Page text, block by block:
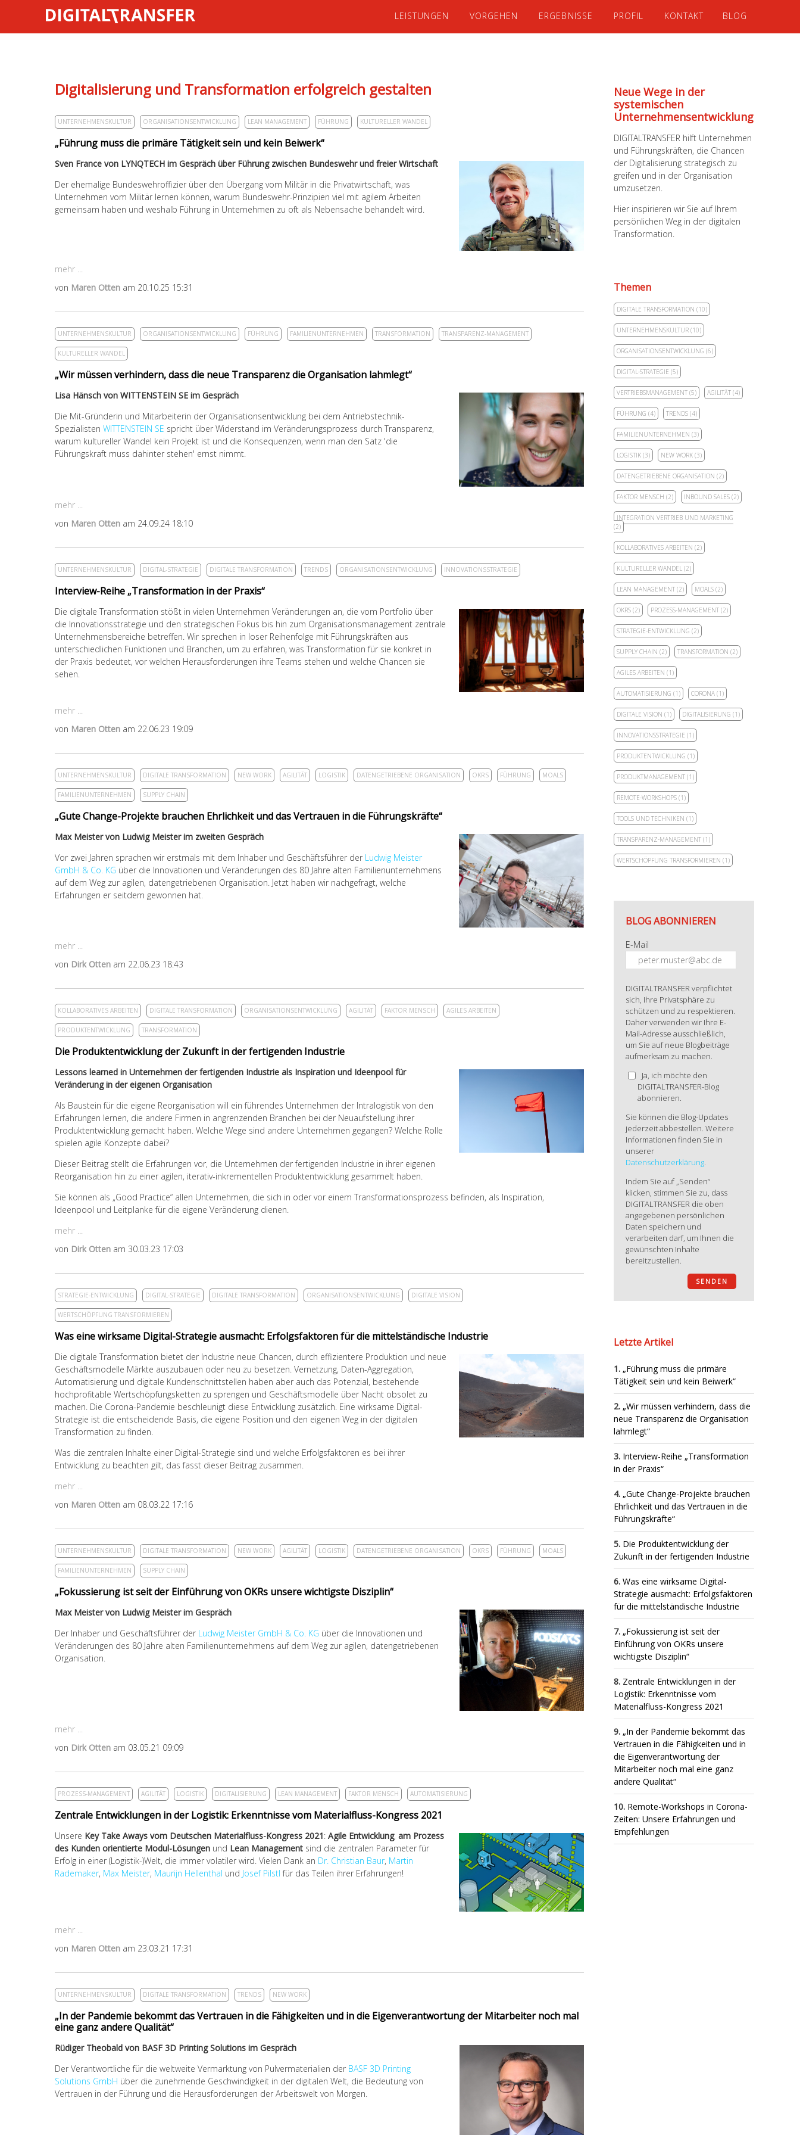
LEISTUNGEN VORGEHEN ERGEBNISSE PROFIL KONTAKT BLOG
Digitalisierung und Transformation erfolgreich gestalten
UNTERNEHMENSKULTUR ORGANISATIONSENTWICKLUNG LEAN MANAGEMENT FÜHRUNG KULTURELLER WANDEL
„Führung muss die primäre Tätigkeit sein und kein Beiwerk“
Sven France von LYNQTECH im Gespräch über Führung zwischen Bundeswehr und freier Wirtschaft
Der ehemalige Bundeswehroffizier über den Übergang vom Militär in die Privatwirtschaft, was
Unternehmen vom Militär lernen können, warum Bundeswehr-Prinzipien viel mit agilem Arbeiten
gemeinsam haben und weshalb Führung in Unternehmen zu oft als Nebensache behandelt wird.
mehr ...
von Maren Otten am 20.10.25 15:31
UNTERNEHMENSKULTUR ORGANISATIONSENTWICKLUNG FÜHRUNG FAMILIENUNTERNEHMEN TRANSFORMATION TRANSPARENZ-MANAGEMENT
KULTURELLER WANDEL
„Wir müssen verhindern, dass die neue Transparenz die Organisation lahmlegt“
Lisa Hänsch von WITTENSTEIN SE im Gespräch
Die Mit-Gründerin und Mitarbeiterin der Organisationsentwicklung bei dem Antriebstechnik-
Spezialisten WITTENSTEIN SE spricht über Widerstand im Veränderungsprozess durch Transparenz,
warum kultureller Wandel kein Projekt ist und die Konsequenzen, wenn man den Satz 'die
Führungskraft muss dahinter stehen' ernst nimmt.
mehr ...
von Maren Otten am 24.09.24 18:10
UNTERNEHMENSKULTUR DIGITAL-STRATEGIE DIGITALE TRANSFORMATION TRENDS ORGANISATIONSENTWICKLUNG INNOVATIONSSTRATEGIE
Interview-Reihe „Transformation in der Praxis“
Die digitale Transformation stößt in vielen Unternehmen Veränderungen an, die vom Portfolio über
die Innovationsstrategie und den strategischen Fokus bis hin zum Organisationsmanagement zentrale
Unternehmensbereiche betreffen. Wir sprechen in loser Reihenfolge mit Führungskräften aus
unterschiedlichen Funktionen und Branchen, um zu erfahren, was Transformation für sie konkret in
der Praxis bedeutet, vor welchen Herausforderungen ihre Teams stehen und welche Chancen sie
sehen.
mehr ...
von Maren Otten am 22.06.23 19:09
UNTERNEHMENSKULTUR DIGITALE TRANSFORMATION NEW WORK AGILITÄT LOGISTIK DATENGETRIEBENE ORGANISATION OKRS FÜHRUNG MOALS
FAMILIENUNTERNEHMEN SUPPLY CHAIN
„Gute Change-Projekte brauchen Ehrlichkeit und das Vertrauen in die Führungskräfte“
Max Meister von Ludwig Meister im zweiten Gespräch
Vor zwei Jahren sprachen wir erstmals mit dem Inhaber und Geschäftsführer der Ludwig Meister
GmbH & Co. KG über die Innovationen und Veränderungen des 80 Jahre alten Familienunternehmens
auf dem Weg zur agilen, datengetriebenen Organisation. Jetzt haben wir nachgefragt, welche
Erfahrungen er seitdem gewonnen hat.
mehr ...
von Dirk Otten am 22.06.23 18:43
KOLLABORATIVES ARBEITEN DIGITALE TRANSFORMATION ORGANISATIONSENTWICKLUNG AGILITÄT FAKTOR MENSCH AGILES ARBEITEN
PRODUKTENTWICKLUNG TRANSFORMATION
Die Produktentwicklung der Zukunft in der fertigenden Industrie
Lessons learned in Unternehmen der fertigenden Industrie als Inspiration und Ideenpool für
Veränderung in der eigenen Organisation
Als Baustein für die eigene Reorganisation will ein führendes Unternehmen der Intralogistik von den
Erfahrungen lernen, die andere Firmen in angrenzenden Branchen bei der Neuaufstellung ihrer
Produktentwicklung gemacht haben. Welche Wege sind andere Unternehmen gegangen? Welche Rolle
spielen agile Konzepte dabei?
Dieser Beitrag stellt die Erfahrungen vor, die Unternehmen der fertigenden Industrie in ihrer eigenen
Reorganisation hin zu einer agilen, iterativ-inkrementellen Produktentwicklung gesammelt haben.
Sie können als „Good Practice“ allen Unternehmen, die sich in oder vor einem Transformationsprozess befinden, als Inspiration,
Ideenpool und Leitplanke für die eigene Veränderung dienen.
mehr ...
von Dirk Otten am 30.03.23 17:03
STRATEGIE-ENTWICKLUNG DIGITAL-STRATEGIE DIGITALE TRANSFORMATION ORGANISATIONSENTWICKLUNG DIGITALE VISION
WERTSCHÖPFUNG TRANSFORMIEREN
Was eine wirksame Digital-Strategie ausmacht: Erfolgsfaktoren für die mittelständische Industrie
Die digitale Transformation bietet der Industrie neue Chancen, durch effizientere Produktion und neue
Geschäftsmodelle Märkte auszubauen oder neu zu besetzen. Vernetzung, Daten-Aggregation,
Automatisierung und digitale Kundenschnittstellen haben aber auch das Potenzial, bestehende
hochprofitable Wertschöpfungsketten zu sprengen und Geschäftsmodelle über Nacht obsolet zu
machen. Die Corona-Pandemie beschleunigt diese Entwicklung zusätzlich. Eine wirksame Digital-
Strategie ist die entscheidende Basis, die eigene Position und den eigenen Weg in der digitalen
Transformation zu finden.
Was die zentralen Inhalte einer Digital-Strategie sind und welche Erfolgsfaktoren es bei ihrer
Entwicklung zu beachten gilt, das fasst dieser Beitrag zusammen.
mehr ...
von Maren Otten am 08.03.22 17:16
UNTERNEHMENSKULTUR DIGITALE TRANSFORMATION NEW WORK AGILITÄT LOGISTIK DATENGETRIEBENE ORGANISATION OKRS FÜHRUNG MOALS
FAMILIENUNTERNEHMEN SUPPLY CHAIN
„Fokussierung ist seit der Einführung von OKRs unsere wichtigste Disziplin“
Max Meister von Ludwig Meister im Gespräch
Der Inhaber und Geschäftsführer der Ludwig Meister GmbH & Co. KG über die Innovationen und
Veränderungen des 80 Jahre alten Familienunternehmens auf dem Weg zur agilen, datengetriebenen
Organisation.
mehr ...
von Dirk Otten am 03.05.21 09:09
PROZESS-MANAGEMENT AGILITÄT LOGISTIK DIGITALISIERUNG LEAN MANAGEMENT FAKTOR MENSCH AUTOMATISIERUNG
Zentrale Entwicklungen in der Logistik: Erkenntnisse vom Materialfluss-Kongress 2021
Unsere Key Take Aways vom Deutschen Materialfluss-Kongress 2021: Agile Entwicklung, am Prozess
des Kunden orientierte Modul-Lösungen und Lean Management sind die zentralen Parameter für
Erfolg in einer (Logistik-)Welt, die immer volatiler wird. Vielen Dank an Dr. Christian Baur, Martin
Rademaker, Max Meister, Maurijn Hellenthal und Josef Pilstl für das Teilen ihrer Erfahrungen!
mehr ...
von Maren Otten am 23.03.21 17:31
UNTERNEHMENSKULTUR DIGITALE TRANSFORMATION TRENDS NEW WORK
„In der Pandemie bekommt das Vertrauen in die Fähigkeiten und in die Eigenverantwortung der Mitarbeiter noch mal
eine ganz andere Qualität“
Rüdiger Theobald von BASF 3D Printing Solutions im Gespräch
Der Verantwortliche für die weltweite Vermarktung von Pulvermaterialien der BASF 3D Printing
Solutions GmbH über die zunehmende Geschwindigkeit in der digitalen Welt, die Bedeutung von
Vertrauen in der Führung und die Herausforderungen der Arbeitswelt von Morgen.
Neue Wege in der
systemischen
Unternehmens­entwicklung
DIGITALTRANSFER hilft Unternehmen
und Führungskräften, die Chancen
der Digitalisierung strategisch zu
greifen und in der Organisation
umzusetzen.
Hier inspirieren wir Sie auf Ihrem
persönlichen Weg in der digitalen
Transformation.
Themen
DIGITALE TRANSFORMATION(10)
UNTERNEHMENSKULTUR(10)
ORGANISATIONSENTWICKLUNG(6)
DIGITAL-STRATEGIE(5)
VERTRIEBSMANAGEMENT(5) AGILITÄT(4)
FÜHRUNG(4) TRENDS(4)
FAMILIENUNTERNEHMEN(3)
LOGISTIK(3) NEW WORK(3)
DATENGETRIEBENE ORGANISATION(2)
FAKTOR MENSCH(2) INBOUND SALES(2)
INTEGRATION VERTRIEB UND MARKETING
(2)
KOLLABORATIVES ARBEITEN(2)
KULTURELLER WANDEL(2)
LEAN MANAGEMENT(2) MOALS(2)
OKRS(2) PROZESS-MANAGEMENT(2)
STRATEGIE-ENTWICKLUNG(2)
SUPPLY CHAIN(2) TRANSFORMATION(2)
AGILES ARBEITEN(1)
AUTOMATISIERUNG(1) CORONA(1)
DIGITALE VISION(1) DIGITALISIERUNG(1)
INNOVATIONSSTRATEGIE(1)
PRODUKTENTWICKLUNG(1)
PRODUKTMANAGEMENT(1)
REMOTE-WORKSHOPS(1)
TOOLS UND TECHNIKEN(1)
TRANSPARENZ-MANAGEMENT(1)
WERTSCHÖPFUNG TRANSFORMIEREN(1)
BLOG ABONNIEREN
E-Mail
DIGITALTRANSFER verpflichtet
sich, Ihre Privatsphäre zu
schützen und zu respektieren.
Daher verwenden wir Ihre E-
Mail-Adresse ausschließlich,
um Sie auf neue Blogbeiträge
aufmerksam zu machen.
Ja, ich möchte den
DIGITALTRANSFER-Blog
abonnieren.
Sie können die Blog-Updates
jederzeit abbestellen. Weitere
Informationen finden Sie in
unserer
Datenschutzerklärung.
Indem Sie auf „Senden“
klicken, stimmen Sie zu, dass
DIGITALTRANSFER die oben
angegebenen persönlichen
Daten speichern und
verarbeiten darf, um Ihnen die
gewünschten Inhalte
bereitzustellen.
Letzte Artikel
„Führung muss die primäre
Tätigkeit sein und kein Beiwerk“
„Wir müssen verhindern, dass die
neue Transparenz die Organisation
lahmlegt“
Interview-Reihe „Transformation
in der Praxis“
„Gute Change-Projekte brauchen
Ehrlichkeit und das Vertrauen in die
Führungskräfte“
Die Produktentwicklung der
Zukunft in der fertigenden Industrie
Was eine wirksame Digital-
Strategie ausmacht: Erfolgsfaktoren
für die mittelständische Industrie
„Fokussierung ist seit der
Einführung von OKRs unsere
wichtigste Disziplin“
Zentrale Entwicklungen in der
Logistik: Erkenntnisse vom
Materialfluss-Kongress 2021
„In der Pandemie bekommt das
Vertrauen in die Fähigkeiten und in
die Eigenverantwortung der
Mitarbeiter noch mal eine ganz
andere Qualität“
Remote-Workshops in Corona-
Zeiten: Unsere Erfahrungen und
Empfehlungen